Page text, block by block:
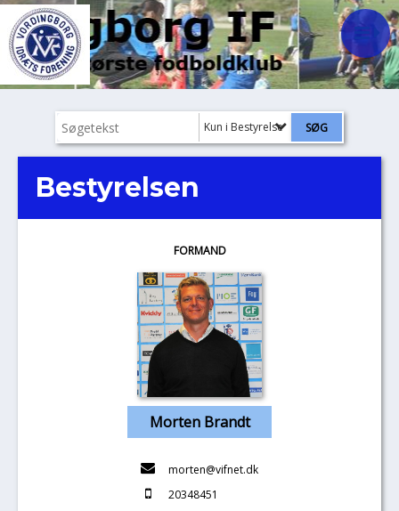
Kun i Bestyrelse
Bestyrelsen
FORMAND
Morten Brandt
morten@vifnet.dk
20348451